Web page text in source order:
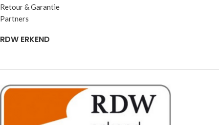
Retour & Garantie
Partners
RDW ERKEND